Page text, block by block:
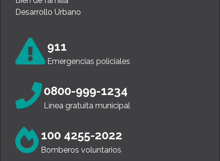
Desarrollo Urbano
911
Emergencias policiales
0800-999-1234
Línea gratuita municipal
100 4255-2022
Bomberos voluntarios